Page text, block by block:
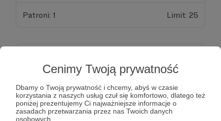
Cenimy Twoją prywatność
Dbamy o Twoją prywatność i chcemy, abyś w czasie
korzystania z naszych usług czuł się komfortowo, dlatego też
poniżej prezentujemy Ci najważniejsze informacje o
zasadach przetwarzania przez nas Twoich danych
osobowych.
Patroni: 1 Limit: 25
200 zł miesięcznie
>5 piętro<
>Jesteś Filantropem! Nie wierzymy w to co